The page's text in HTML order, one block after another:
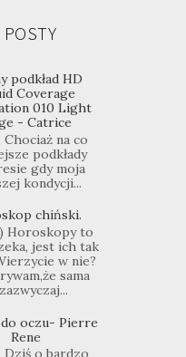
podkład HD
Coverage
010 Light
- Catrice
Chociaż na co
podkłady
gdy moja
kondycji...
chiński.
Horoskopy to
jest ich tak
w nie?
sama
oczu- Pierre
Rene
Dziś o bardzo